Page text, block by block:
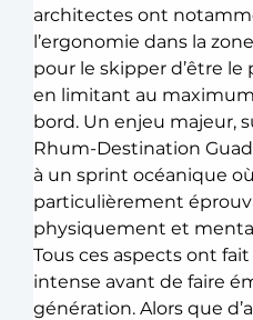
architectes ont
l’ergonomie dans la
pour le skipper d’être le
en limitant au
bord. Un enjeu majeur,
Rhum-Destination
à un sprint océanique
particulièrement
physiquement et
Tous ces aspects ont fait
intense avant de faire
génération. Alors que